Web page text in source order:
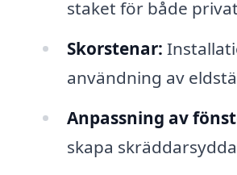
staket för både
Skorstenar:
användning av
Anpassning av
skapa